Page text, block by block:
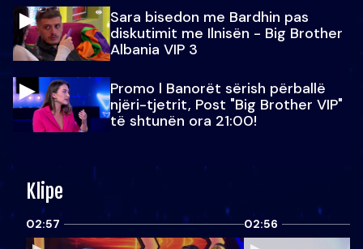
Sara bisedon me Bardhin pas
diskutimit me Ilnisën - Big Brother
Albania VIP 3
Promo l Banorët sërish përballë
njëri-tjetrit, Post "Big Brother VIP"
të shtunën ora 21:00!
Klipe
02:57 02:56